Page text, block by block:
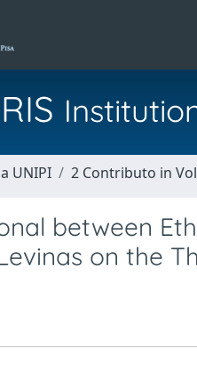
UNIPI 2 Contributo in
between
on the